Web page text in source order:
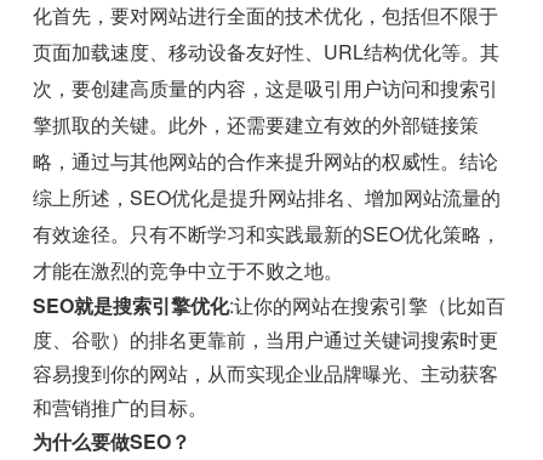
化首先，要对网站进行全面的技术优化，包括但不限于
页面加载速度、移动设备友好性、URL结构优化等。其
次，要创建高质量的内容，这是吸引用户访问和搜索引
擎抓取的关键。此外，还需要建立有效的外部链接策
略，通过与其他网站的合作来提升网站的权威性。结论
综上所述，SEO优化是提升网站排名、增加网站流量的
有效途径。只有不断学习和实践最新的SEO优化策略，
才能在激烈的竞争中立于不败之地。
SEO就是搜索引擎优化:让你的网站在搜索引擎（比如百
度、谷歌）的排名更靠前，当用户通过关键词搜索时更
容易搜到你的网站，从而实现企业品牌曝光、主动获客
和营销推广的目标。
为什么要做SEO？